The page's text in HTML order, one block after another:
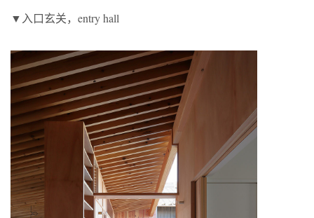
▼入口玄关，entry hall